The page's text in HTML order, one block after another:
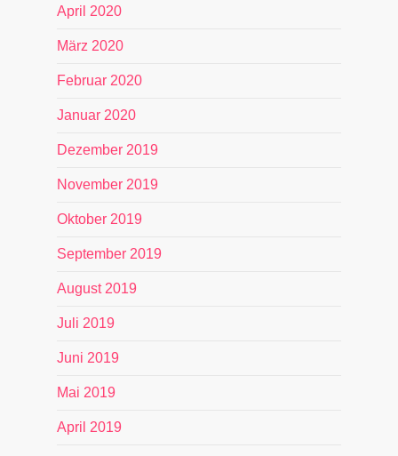
April 2020
März 2020
Februar 2020
Januar 2020
Dezember 2019
November 2019
Oktober 2019
September 2019
August 2019
Juli 2019
Juni 2019
Mai 2019
April 2019